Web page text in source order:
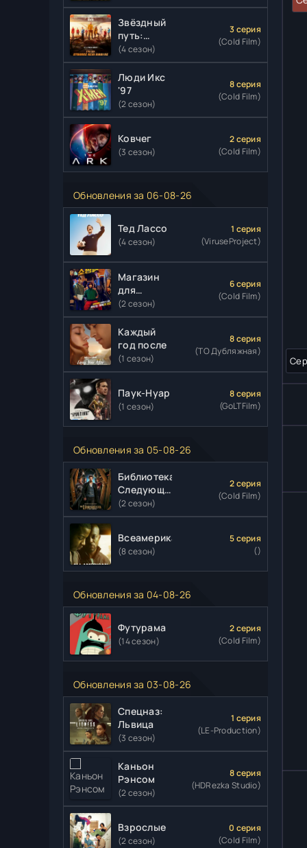
Звёздный
путь:
Странные
новые
миры
(4 сезон)
3 серия
(Cold Film)
Люди Икс
'97
(2 сезон)
8 серия
(Cold Film)
Ковчег
(3 сезон)
2 серия
(Cold Film)
Обновления за 06-08-26
Тед Лассо
(4 сезон)
1 серия
(ViruseProject)
Магазин
для
киллеров
(2 сезон)
6 серия
(Cold Film)
Каждый
год после
(1 сезон)
8 серия
(ТО Дубляжная)
Паук-Нуар
(1 сезон)
8 серия
(GoLTFilm)
Обновления за 05-08-26
Библиотекари:
Следующая
глава
(2 сезон)
2 серия
(Cold Film)
Всеамериканский
(8 сезон)
5 серия
()
Обновления за 04-08-26
Футурама
(14 сезон)
2 серия
(Cold Film)
Обновления за 03-08-26
Спецназ:
Львица
(3 сезон)
1 серия
(LE-Production)
Каньон
Рэнсом
(2 сезон)
8 серия
(HDRezka Studio)
Взрослые
(2 сезон)
0 серия
(Cold Film)